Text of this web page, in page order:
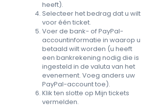
heeft).
Selecteer het bedrag dat u wilt
voor één ticket.
Voer de bank- of PayPal-
accountinformatie in waarop u
betaald wilt worden (u heeft
een bankrekening nodig die is
ingesteld in de valuta van het
evenement. Voeg anders uw
PayPal-account toe).
Klik ten slotte op Mijn tickets
vermelden.